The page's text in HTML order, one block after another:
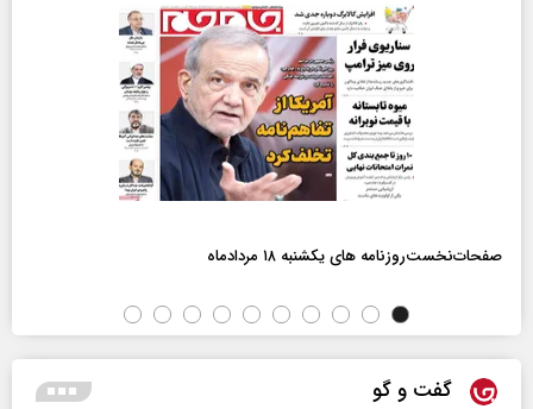
صفحات‌نخست‌روزنامه ها‌ی یکشنبه ۱۸ مردادماه
گفت و گو